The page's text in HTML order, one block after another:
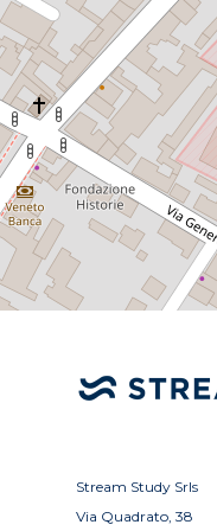
Stream Study Srls
Via Quadrato, 38